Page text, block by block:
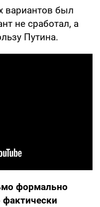
вариантов был
не сработал, а
Путина.
формально